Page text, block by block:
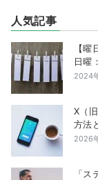
人気記事
【
日曜
2024
X（
方法
2026
「